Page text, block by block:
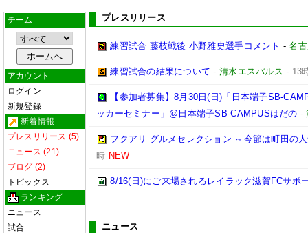
チーム
アカウント
ログイン
新規登録
新着情報
プレスリリース (5)
ニュース (21)
ブログ (2)
トピックス
ランキング
ニュース
試合
プレスリリース
練習試合 藤枝戦後 小野雅史選手コメント -名
練習試合の結果について -清水エスパルス - 13
【参加者募集】8月30日(日)「日本端子SB-
ッカーセミナー」@日本端子SB-CAMPUSはだの -
フクアリ グルメセレクション ～今節は町田の
時 NEW
8/16(日)にご来場されるレイラック滋賀FCサポ
ニュース